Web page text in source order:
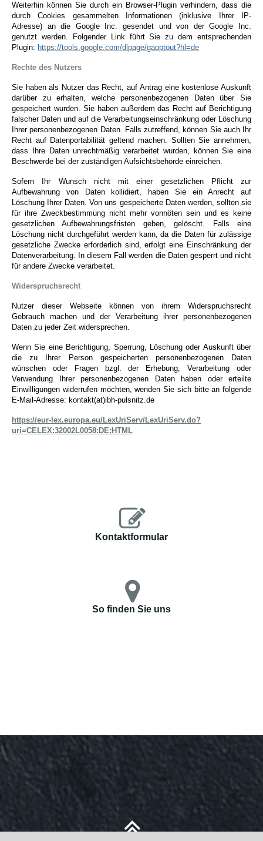
Weiterhin können Sie durch ein Browser-Plugin verhindern, dass die
durch Cookies gesammelten Informationen (inklusive Ihrer IP-
Adresse) an die Google Inc. gesendet und von der Google Inc.
genutzt werden. Folgender Link führt Sie zu dem entsprechenden
Plugin: https://tools.google.com/dlpage/gaoptout?hl=de
Rechte des Nutzers
Sie haben als Nutzer das Recht, auf Antrag eine kostenlose Auskunft
darüber zu erhalten, welche personenbezogenen Daten über Sie
gespeichert wurden. Sie haben außerdem das Recht auf Berichtigung
falscher Daten und auf die Verarbeitungseinschränkung oder Löschung
Ihrer personenbezogenen Daten. Falls zutreffend, können Sie auch Ihr
Recht auf Datenportabilität geltend machen. Sollten Sie annehmen,
dass Ihre Daten unrechtmäßig verarbeitet wurden, können Sie eine
Beschwerde bei der zuständigen Aufsichtsbehörde einreichen.
Sofern Ihr Wunsch nicht mit einer gesetzlichen Pflicht zur
Aufbewahrung von Daten kollidiert, haben Sie ein Anrecht auf
Löschung Ihrer Daten. Von uns gespeicherte Daten werden, sollten sie
für ihre Zweckbestimmung nicht mehr vonnöten sein und es keine
gesetzlichen Aufbewahrungsfristen geben, gelöscht. Falls eine
Löschung nicht durchgeführt werden kann, da die Daten für zulässige
gesetzliche Zwecke erforderlich sind, erfolgt eine Einschränkung der
Datenverarbeitung. In diesem Fall werden die Daten gesperrt und nicht
für andere Zwecke verarbeitet.
Widerspruchsrecht
Nutzer dieser Webseite können von ihrem Widerspruchsrecht
Gebrauch machen und der Verarbeitung ihrer personenbezogenen
Daten zu jeder Zeit widersprechen.
Wenn Sie eine Berichtigung, Sperrung, Löschung oder Auskunft über
die zu Ihrer Person gespeicherten personenbezogenen Daten
wünschen oder Fragen bzgl. der Erhebung, Verarbeitung oder
Verwendung Ihrer personenbezogenen Daten haben oder erteilte
Einwilligungen widerrufen möchten, wenden Sie sich bitte an folgende
E-Mail-Adresse: kontakt(at)ibh-pulsnitz.de
https://eur-lex.europa.eu/LexUriServ/LexUriServ.do?
uri=CELEX:32002L0058:DE:HTML
Kontaktformular
So finden Sie uns